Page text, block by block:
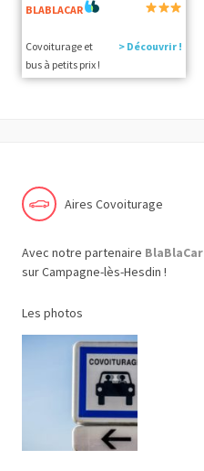
BLABLACAR
Covoiturage et
bus à petits prix !
> Découvrir !
Aires Covoiturage
Avec notre partenaire BlaBlaCar
sur Campagne-lès-Hesdin !
Les photos